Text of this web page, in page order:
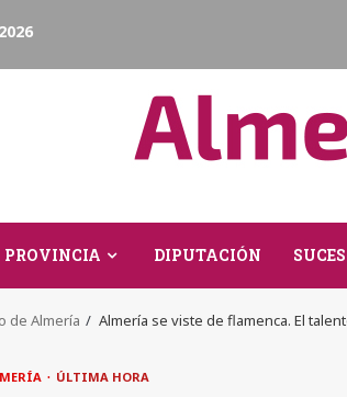
PROVINCIA DIPUTACIÓN
de Almería Almería se viste de flamenca. El
ÚLTIMA HORA